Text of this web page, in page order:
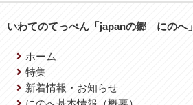
いわてのてっぺん「japanの郷 にのへ」
ホーム
特集
新着情報・お知らせ